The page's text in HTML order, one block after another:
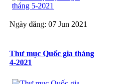
Ngày đăng: 07 Jun 2021
Thư mục Quốc gia tháng
4-2021